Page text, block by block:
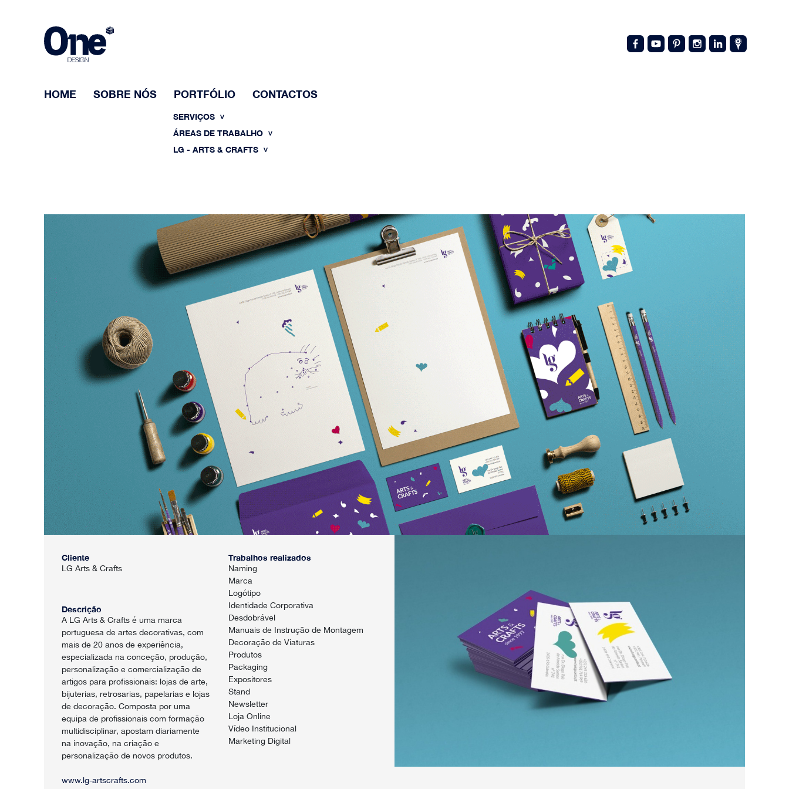
HOME SOBRE NÓS PORTFÓLIO CONTACTOS
SERVIÇOS
ÁREAS DE TRABALHO
LG - ARTS & CRAFTS
Cliente
LG Arts & Crafts
Descrição
A LG Arts & Crafts é uma marca
portuguesa de artes decorativas, com
mais de 20 anos de experiência,
especializada na conceção, produção,
personalização e comercialização de
artigos para profissionais: lojas de arte,
bijuterias, retrosarias, papelarias e lojas
de decoração. Composta por uma
equipa de profissionais com formação
multidisciplinar, apostam diariamente
na inovação, na criação e
personalização de novos produtos.
www.lg-artscrafts.com
Trabalhos realizados
Naming
Marca
Logótipo
Identidade Corporativa
Desdobrável
Manuais de Instrução de Montagem
Decoração de Viaturas
Produtos
Packaging
Expositores
Stand
Newsletter
Loja Online
Vídeo Institucional
Marketing Digital